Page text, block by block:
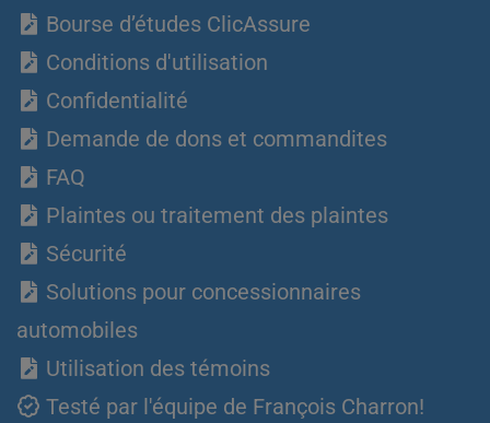
Bourse d’études ClicAssure
Conditions d'utilisation
Confidentialité
Demande de dons et commandites
FAQ
Plaintes ou traitement des plaintes
Sécurité
Solutions pour concessionnaires
automobiles
Utilisation des témoins
Testé par l'équipe de François Charron!